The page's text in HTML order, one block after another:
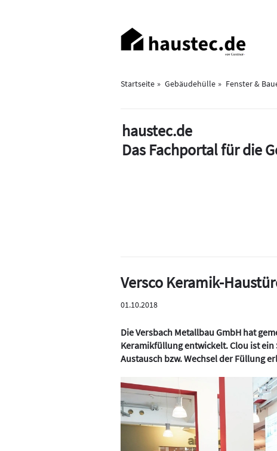
Haupt-
Navigation
Startseite Gebäudehülle
Fenster &
haustec.de
Das Fachportal für die
Versco Keramik-
01.10.2018
Die Versbach Metallbau GmbH hat
Keramikfüllung entwickelt. Clou ist
Austausch bzw. Wechsel der Füllung